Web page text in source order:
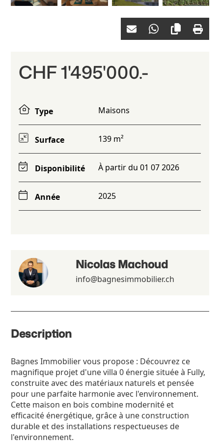
Description
Bagnes Immobilier vous propose : Découvrez ce
magnifique projet d'une villa 0 énergie située à Fully,
construite avec des matériaux naturels et pensée
pour une parfaite harmonie avec l'environnement.
Cette maison en bois combine modernité et
efficacité énergétique, grâce à une construction
durable et des installations respectueuses de
l'environnement.
CHF 1'495'000.-
Type Maisons
Surface 139 m²
Disponibilité À partir du 01 07 2026
Année 2025
Nicolas Machoud
info@bagnesimmobilier.ch